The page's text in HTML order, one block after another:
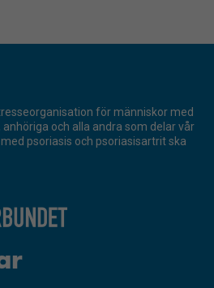
för människor med
och alla andra som delar vår
psoriasis och psoriasisartrit ska